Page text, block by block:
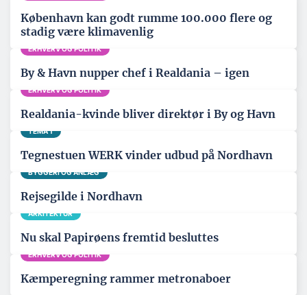
København kan godt rumme 100.000 flere og
stadig være klimavenlig
ERHVERV OG POLITIK
By & Havn nupper chef i Realdania – igen
ERHVERV OG POLITIK
Realdania-kvinde bliver direktør i By og Havn
TEMA 1
Tegnestuen WERK vinder udbud på Nordhavn
BYGGERI OG ANLÆG
Rejsegilde i Nordhavn
ARKITEKTUR
Nu skal Papirøens fremtid besluttes
ERHVERV OG POLITIK
Kæmperegning rammer metronaboer